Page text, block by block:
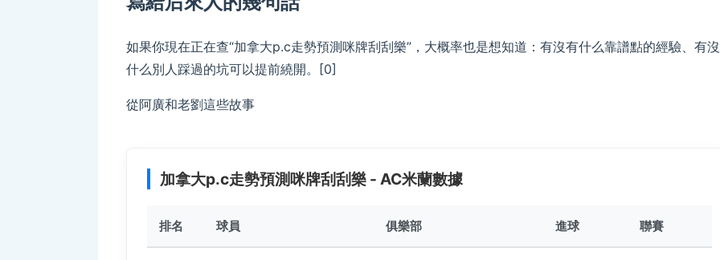
如果你現在正在查“加拿大p.c走勢預測咪牌刮刮樂”，大概率也是想知道：有沒有什么靠譜點的經驗、有
什么別人踩過的坑可以提前繞開。[0]
從阿廣和老劉這些故事
加拿大p.c走勢預測咪牌刮刮樂 - AC米蘭數據
排名 球員 俱樂部 進球 聯賽